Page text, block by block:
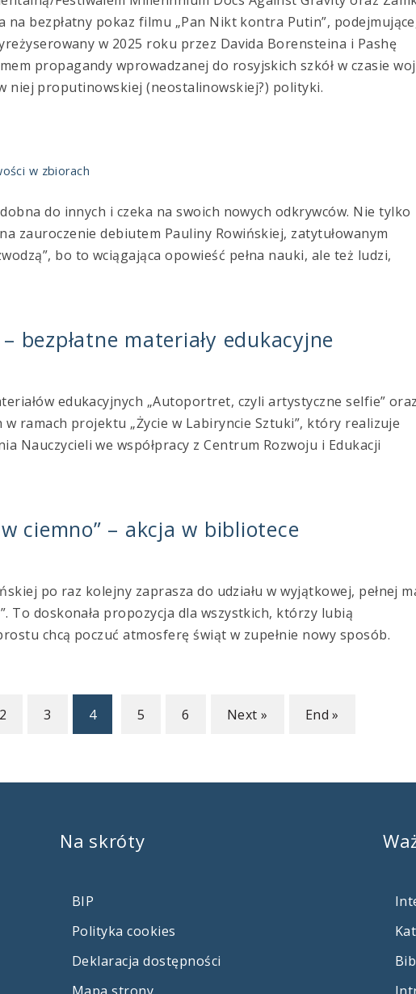
na bezpłatny pokaz filmu „Pan Nikt kontra Putin”,
w 2025 roku przez Davida Borensteina i Pashę
propagandy wprowadzanej do rosyjskich szkół w czasie
niej proputinowskiej (neostalinowskiej?) polityki.
w zbiorach
do innych i czeka na swoich nowych odkrywców. Nie tylko
zauroczenie debiutem Pauliny Rowińskiej, zatytułowanym
bo to wciągająca opowieść pełna nauki, ale też ludzi,
bezpłatne materiały edukacyjne
edukacyjnych „Autoportret, czyli artystyczne selfie” oraz
ramach projektu „Życie w Labiryncie Sztuki”, który realizuje
Nauczycieli we współpracy z Centrum Rozwoju i Edukacji
ciemno” – akcja w bibliotece
po raz kolejny zaprasza do udziału w wyjątkowej, pełnej
To doskonała propozycja dla wszystkich, którzy lubią
chcą poczuć atmosferę świąt w zupełnie nowy sposób.
2 3
4
5 6 Next » End »
Na skróty
BIP
Polityka cookies
Deklaracja dostępności